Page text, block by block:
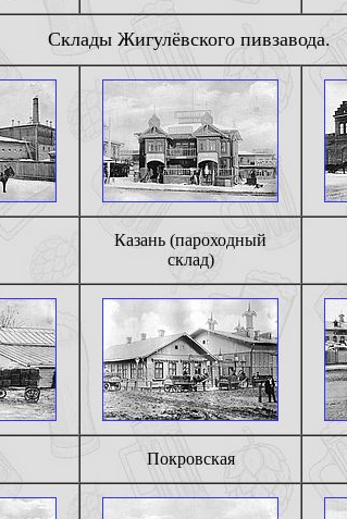
Склады Жигулёвского пивзавода.
Казань (пароходный
склад)
Покровская